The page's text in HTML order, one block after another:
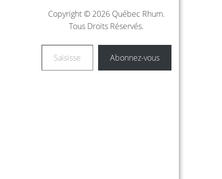
Copyright © 2026 Québec Rhum.
Tous Droits Réservés.
Abonnez-vous